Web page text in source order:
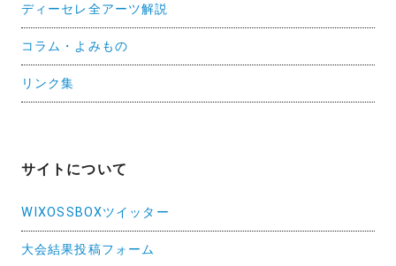
ディーセレ全アーツ解説
コラム・よみもの
リンク集
サイトについて
WIXOSSBOXツイッター
大会結果投稿フォーム